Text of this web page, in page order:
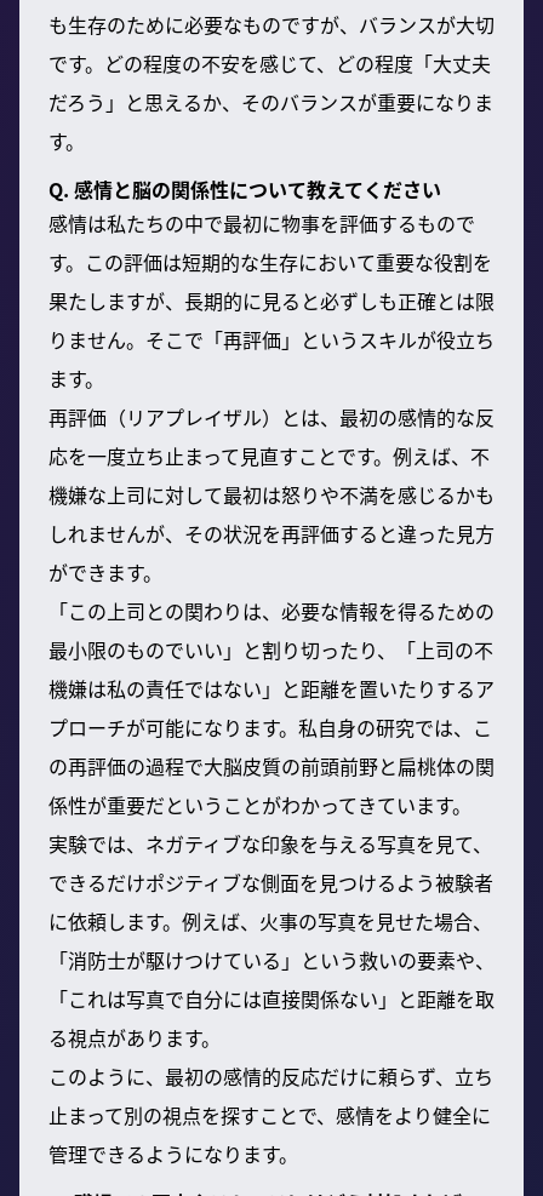
も生存のために必要なものですが、バランスが大切
です。どの程度の不安を感じて、どの程度「大丈夫
だろう」と思えるか、そのバランスが重要になりま
す。
Q. 感情と脳の関係性について教えてください
感情は私たちの中で最初に物事を評価するもので
す。この評価は短期的な生存において重要な役割を
果たしますが、長期的に見ると必ずしも正確とは限
りません。そこで「再評価」というスキルが役立ち
ます。
再評価（リアプレイザル）とは、最初の感情的な反
応を一度立ち止まって見直すことです。例えば、不
機嫌な上司に対して最初は怒りや不満を感じるかも
しれませんが、その状況を再評価すると違った見方
ができます。
「この上司との関わりは、必要な情報を得るための
最小限のものでいい」と割り切ったり、「上司の不
機嫌は私の責任ではない」と距離を置いたりするア
プローチが可能になります。私自身の研究では、こ
の再評価の過程で大脳皮質の前頭前野と扁桃体の関
係性が重要だということがわかってきています。
実験では、ネガティブな印象を与える写真を見て、
できるだけポジティブな側面を見つけるよう被験者
に依頼します。例えば、火事の写真を見せた場合、
「消防士が駆けつけている」という救いの要素や、
「これは写真で自分には直接関係ない」と距離を取
る視点があります。
このように、最初の感情的反応だけに頼らず、立ち
止まって別の視点を探すことで、感情をより健全に
管理できるようになります。